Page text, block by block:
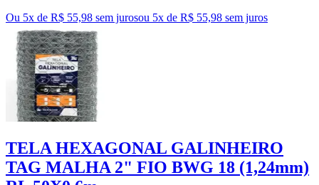
Ou 5x de R$ 55,98 sem jurosou 5x de R$ 55,98 sem juros
TELA HEXAGONAL GALINHEIRO
TAG MALHA 2" FIO BWG 18 (1,24mm)